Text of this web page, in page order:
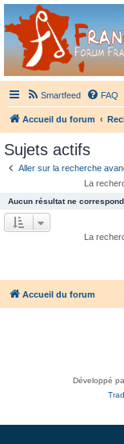
France
Didgeridoo et Guimbarde sur
Smartfeed FAQ
Accueil du forum
Sujets actifs
Aller sur la recherche
La
Aucun résultat ne
La
Accueil du forum
Développé